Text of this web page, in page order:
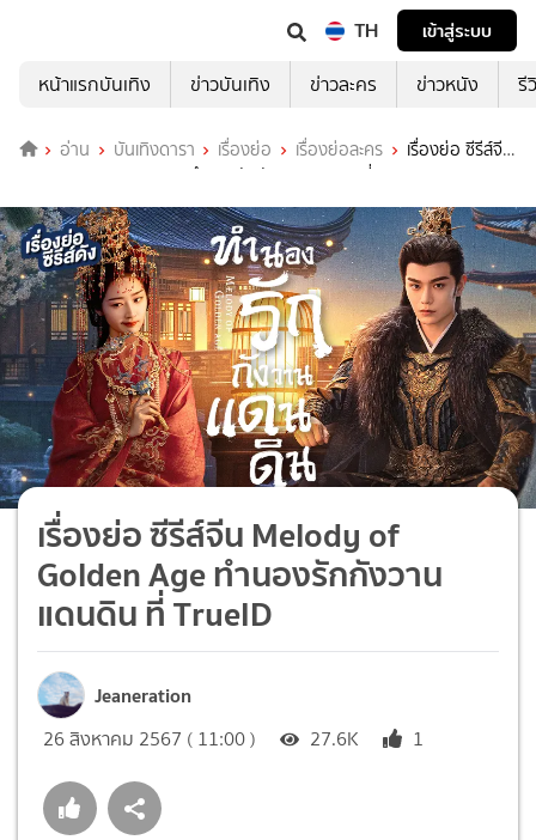
TH
เข้าสู่ระบบ
หน้าแรกบันเทิง
ข่าวบันเทิง ข่าวละคร ข่าวหนัง รี
อ่าน บันเทิงดารา เรื่องย่อ เรื่องย่อละคร
เรื่องย่อ ซีรีส์จีน
Melody of Golden Age ทำนองรักกังวานแดนดิน ที่ TrueID
เรื่องย่อ ซีรีส์จีน Melody of
Golden Age ทำนองรักกังวาน
แดนดิน ที่ TrueID
Jeaneration
26 สิงหาคม 2567 ( 11:00 ) 27.6K 1